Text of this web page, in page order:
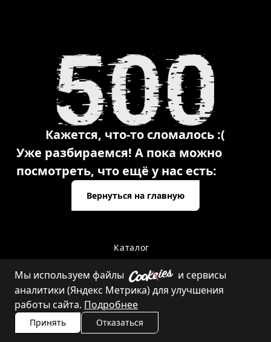
Кажется, что-то сломалось :(
Уже разбираемся! А пока можно
посмотреть, что ещё у нас есть:
Вернуться на главную
Каталог
Контакты
Мы используем файлы
и сервисы
аналитики (Яндекс Метрика) для улучшения
работы сайта. Подробнее
Принять Отказаться